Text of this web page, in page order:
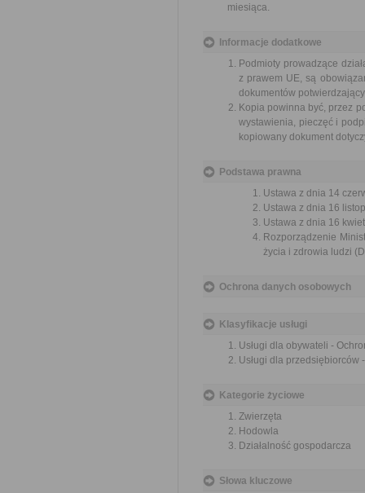
miesiąca.
Informacje dodatkowe
Podmioty prowadzące
z prawem UE, są
dokumentów
Kopia powinna być, przez
wystawienia, pieczęć i
kopiowany dokument
Podstawa prawna
Ustawa z dnia 14
Ustawa z dnia 16
Ustawa z dnia 16
Rozporządzenie
życia i zdrowia ludzi
Ochrona danych osobowych
Klasyfikacje usługi
Usługi dla obywateli -
Usługi dla przedsiębiorców
Kategorie życiowe
Zwierzęta
Hodowla
Działalność gospodarcza
Słowa kluczowe